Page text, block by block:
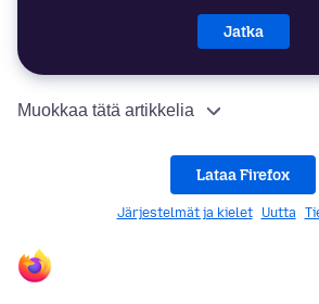
Jatka
Muokkaa tätä artikkelia
Lataa Firefox
Järjestelmät ja kielet Uutta